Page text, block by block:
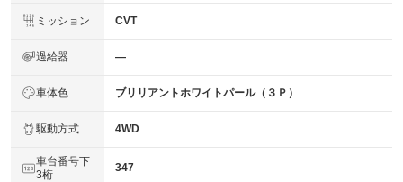
ミッション CVT
過給器 ―
車体色 ブリリアントホワイトパール（３Ｐ）
駆動方式 4WD
車台番号下
3桁
347